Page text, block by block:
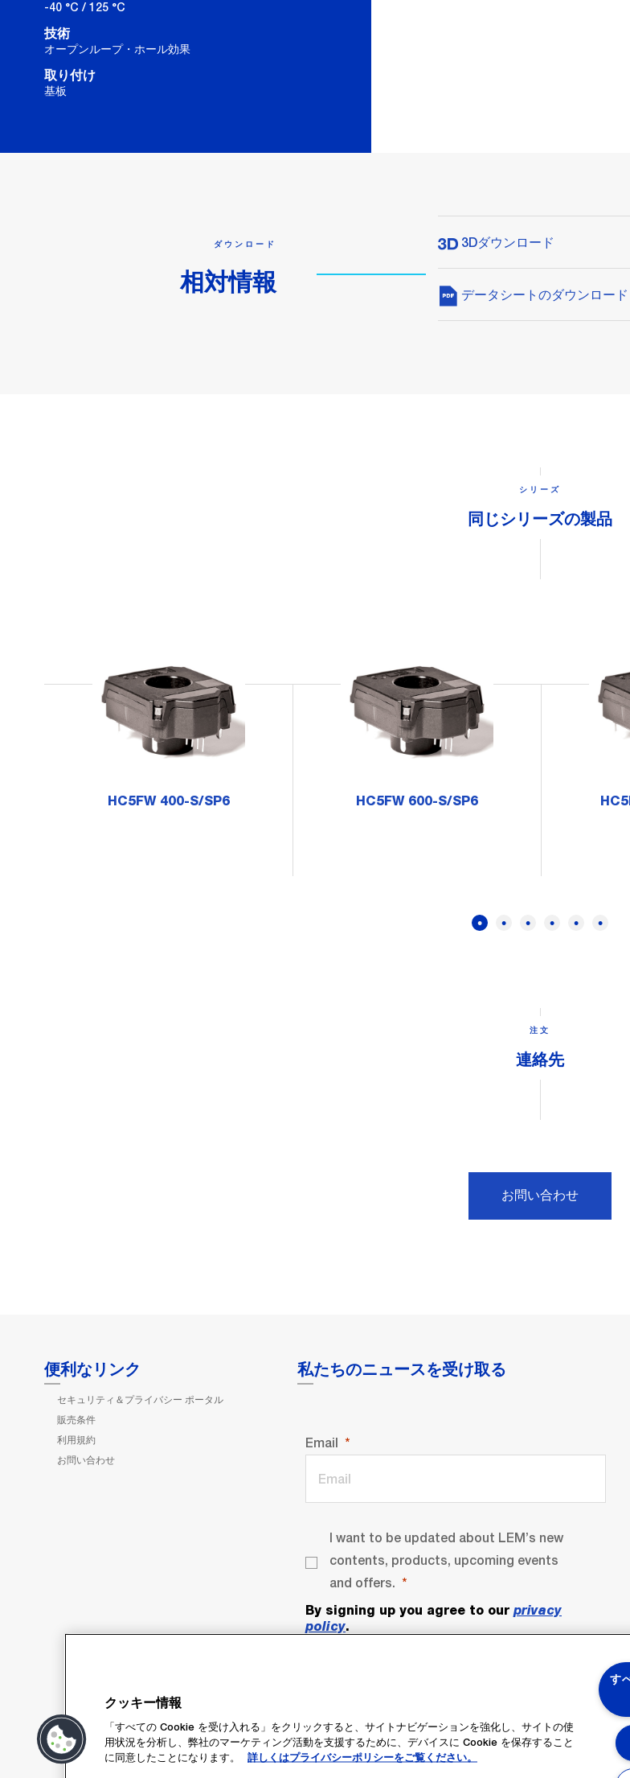
-40 °C / 125 °C
技術
オープンループ・ホール効果
取り付け
基板
ダウンロード
相対情報
3Dダウンロード
データシートのダウンロード
シリーズ
同じシリーズの製品
HC5FW 400-S/SP6 HC5FW 600-S/SP6
注文
連絡先
お問い合わせ
便利なリンク
セキュリティ＆プライバシー ポータル
販売条件
利用規約
お問い合わせ
私たちのニュースを受け取る
Email
I want to be updated about LEM’s new
contents, products, upcoming events
and offers.
By signing up you agree to our privacy
policy.
Subscribe
クッキー情報
「すべての Cookie を受け入れる」をクリックすると、サイトナビゲーションを強化し、サイトの使
用状況を分析し、弊社のマーケティング活動を支援するために、デバイスに Cookie を保存すること
に同意したことになります。
詳しくはプライバシーポリシーをご覧ください。
す